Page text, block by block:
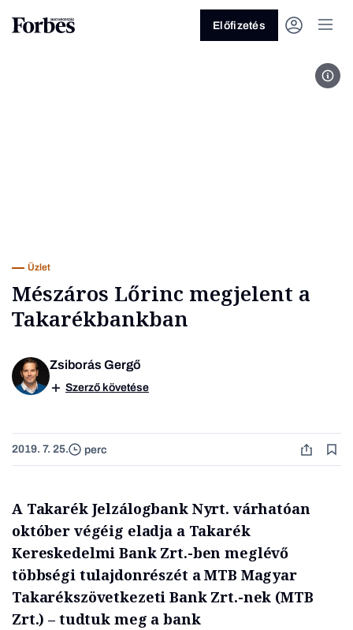
Előfizetés
Üzlet
Mészáros Lőrinc megjelent a
Takarékbankban
Zsiborás Gergő
Szerző követése
2019. 7. 25. perc
A Takarék Jelzálogbank Nyrt. várhatóan
október végéig eladja a Takarék
Kereskedelmi Bank Zrt.-ben meglévő
többségi tulajdonrészét a MTB Magyar
Takarékszövetkezeti Bank Zrt.-nek (MTB
Zrt.) – tudtuk meg a bank